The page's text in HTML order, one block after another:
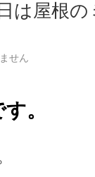
は屋根
せん
。